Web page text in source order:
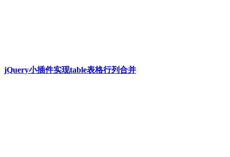
jQuery小插件实现table表格行列合并